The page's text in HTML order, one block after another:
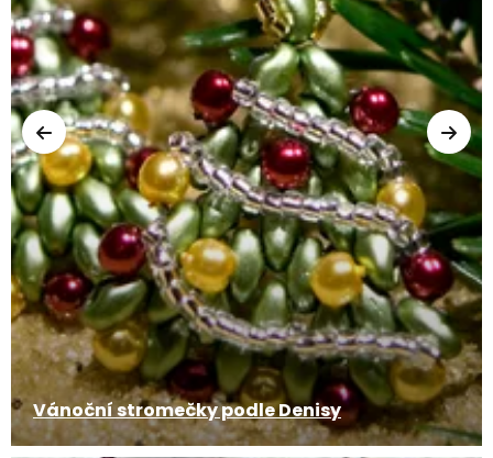
Vánoční stromečky podle Denisy